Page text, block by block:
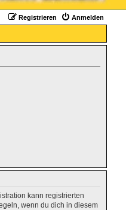
Anmelden
Registrieren
kann registrierten
wenn du dich in diesem